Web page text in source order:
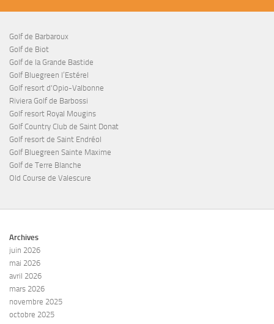
Golf de Barbaroux
Golf de Biot
Golf de la Grande Bastide
Golf Bluegreen l’Estérel
Golf resort d'Opio-Valbonne
Riviera Golf de Barbossi
Golf resort Royal Mougins
Golf Country Club de Saint Donat
Golf resort de Saint Endréol
Golf Bluegreen Sainte Maxime
Golf de Terre Blanche
Old Course de Valescure
Archives
juin 2026
mai 2026
avril 2026
mars 2026
novembre 2025
octobre 2025